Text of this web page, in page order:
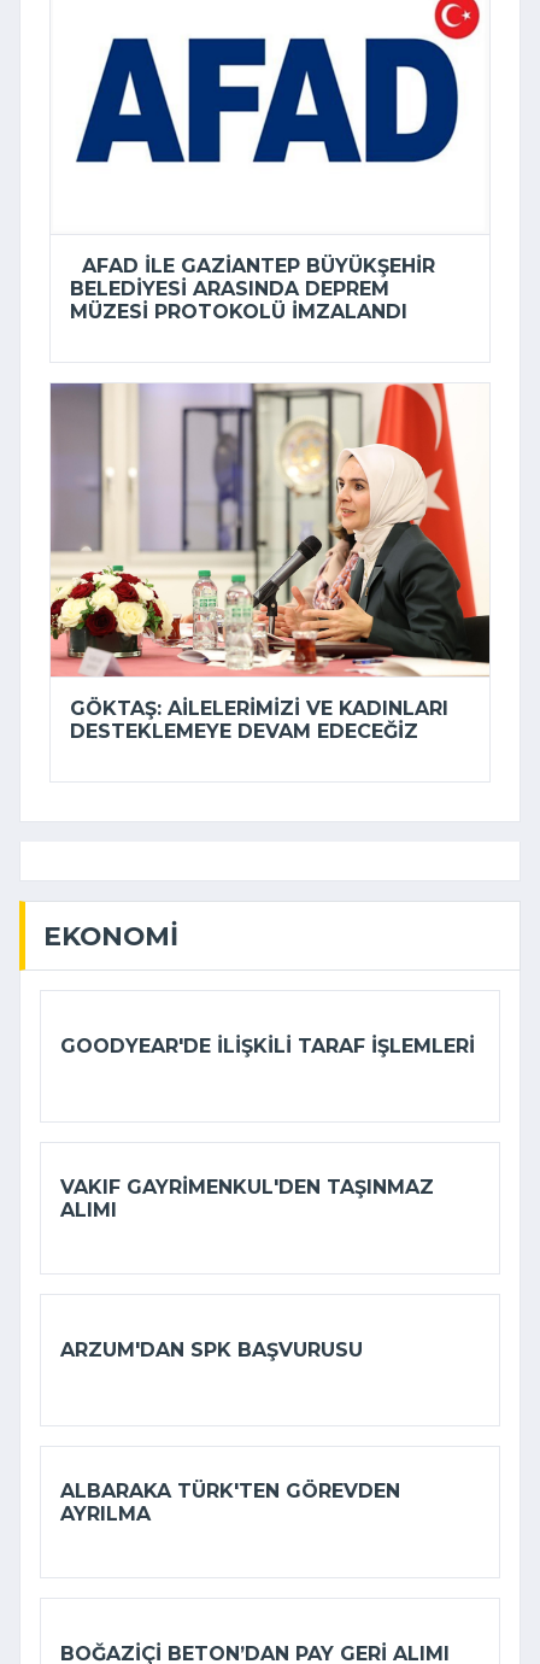
AFAD ILE GAZIANTEP BÜYÜKŞEHIR
BELEDIYESI ARASINDA DEPREM
MÜZESI PROTOKOLÜ IMZALANDI
GÖKTAŞ: AILELERIMIZI VE KADINLARI
DESTEKLEMEYE DEVAM EDECEĞIZ
EKONOMI
GOODYEAR'DE ILIŞKILI TARAF IŞLEMLERI
VAKIF GAYRIMENKUL'DEN TAŞINMAZ
ALIMI
ARZUM'DAN SPK BAŞVURUSU
ALBARAKA TÜRK'TEN GÖREVDEN
AYRILMA
BOĞAZIÇI BETON’DAN PAY GERI ALIMI